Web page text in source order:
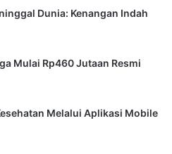
Dunia: Kenangan Indah
Mulai Rp460 Jutaan Resmi
Melalui Aplikasi Mobile